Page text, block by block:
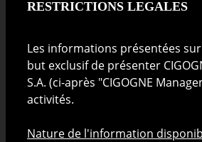
Depuis 3 ans
Depuis 5 ans
Indicateur de risque
Faible
RESTRICTIONS LEGALES
Les informations présentées
but exclusif de présenter
S.A. (ci-après "CIGOGNE
activités.
Nature de l'information